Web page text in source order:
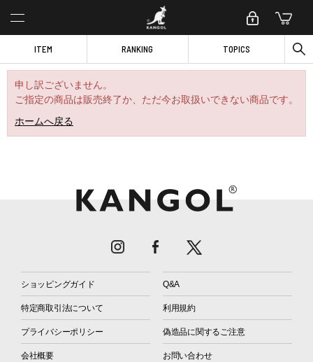
ITEM RANKING TOPICS
申し訳ございません。
ご指定の商品は販売終了か、ただ今お取扱いできない商品です。
ホームへ戻る
ショッピングガイド Q&A
特定商取引法について 利用規約
プライバシーポリシー 偽造品に関するご注意
会社概要 お問い合わせ